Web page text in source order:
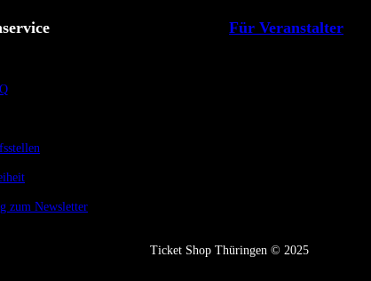
zum Newsletter
Für Veranstalter
Ticket Shop Thüringen © 2025